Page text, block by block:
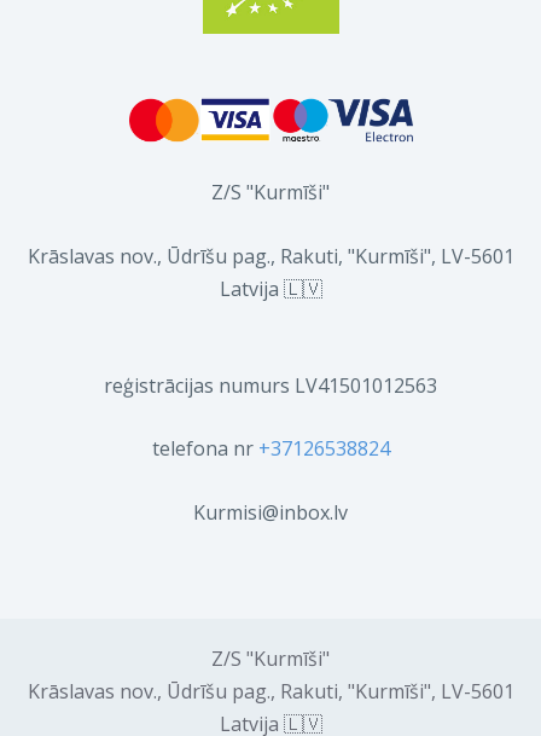
Z/S "Kurmīši"
Krāslavas nov., Ūdrīšu pag., Rakuti, "Kurmīši", LV-5601
Latvija 🇱🇻
reģistrācijas numurs LV41501012563
telefona nr +37126538824
Kurmisi@inbox.lv
Z/S "Kurmīši"
Krāslavas nov., Ūdrīšu pag., Rakuti, "Kurmīši", LV-5601
Latvija 🇱🇻